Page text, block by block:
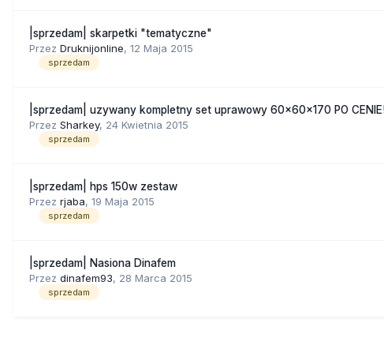
|sprzedam| skarpetki "tematyczne"
Przez Druknijonline, 12 Maja 2015
sprzedam
|sprzedam| uzywany kompletny set uprawowy 60x60x170 PO
Przez Sharkey, 24 Kwietnia 2015
sprzedam
|sprzedam| hps 150w zestaw
Przez rjaba, 19 Maja 2015
sprzedam
|sprzedam| Nasiona Dinafem
Przez dinafem93, 28 Marca 2015
sprzedam